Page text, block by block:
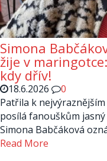
Simona
žije v
kdy dřív!
18.6.2026
0
Patřila k
posílá fanouškům
Simona Babčáková
Read More